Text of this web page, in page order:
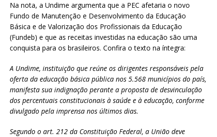
Na nota, a Undime argumenta que a PEC afetaria o novo
Fundo de Manutenção e Desenvolvimento da Educação
Básica e de Valorização dos Profissionais da Educação
(Fundeb) e que as receitas investidas na educação são uma
conquista para os brasileiros. Confira o texto na íntegra:
A Undime, instituição que reúne os dirigentes responsáveis pela
oferta da educação básica pública nos 5.568 municípios do país,
manifesta sua indignação perante a proposta de desvinculação
dos percentuais constitucionais à saúde e à educação, conforme
divulgado pela imprensa nos últimos dias.
Segundo o art. 212 da Constituição Federal, a União deve